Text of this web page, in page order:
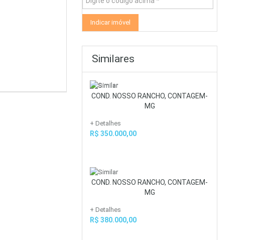
Similares
COND. NOSSO RANCHO, CONTAGEM-
MG
+ Detalhes
R$ 350.000,00
COND. NOSSO RANCHO, CONTAGEM-
MG
+ Detalhes
R$ 380.000,00